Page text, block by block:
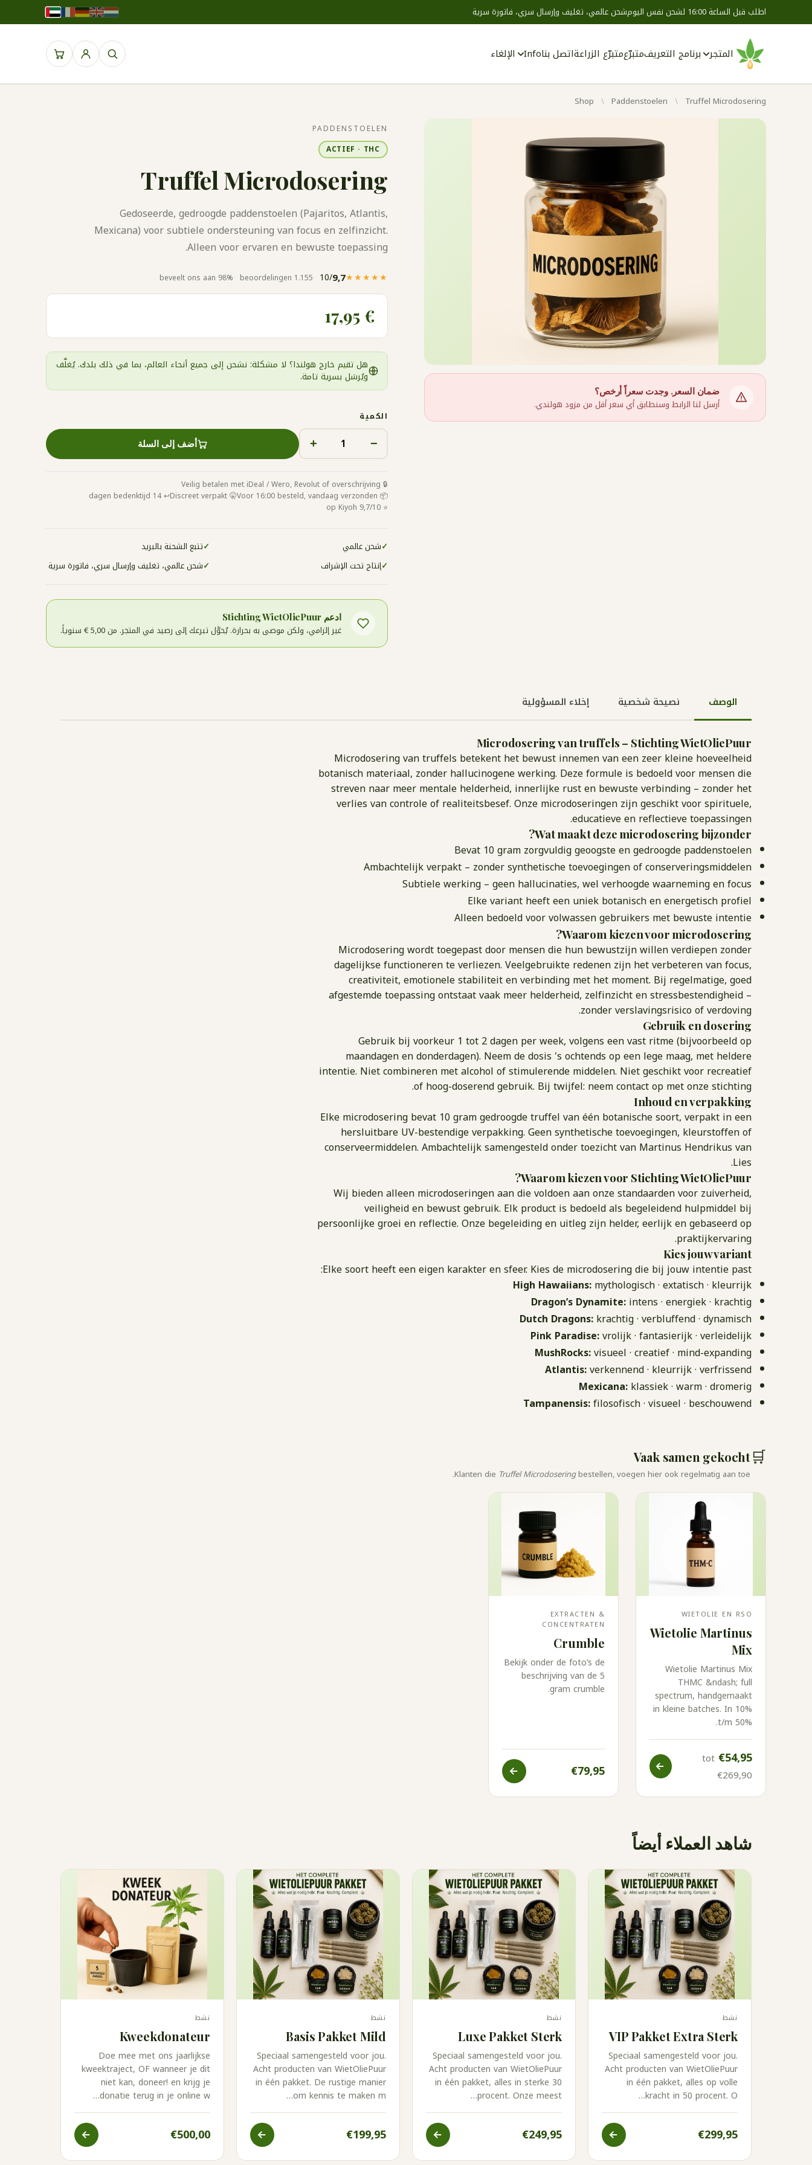
اطلب قبل الساعة 16:00 لشحن نفس اليوم شحن عالمي، تغليف وإرسال سري، فاتورة سرية
المتجر برنامج التعريفمتبرّعمتبرّع الزراعةاتصل بناInfo الإلغاء
Shop / Paddenstoelen / Truffel Microdosering
ضمان السعر. وجدت سعراً أرخص؟
أرسل لنا الرابط وسنطابق أي سعر أقل من مزود هولندي.
PADDENSTOELEN
ACTIEF · THC
Truffel Microdosering
Gedoseerde, gedroogde paddenstoelen (Pajaritos, Atlantis,
Mexicana) voor subtiele ondersteuning van focus en zelfinzicht.
Alleen voor ervaren en bewuste toepassing.
★★★★★
9,7
/10
1.155 beoordelingen
98% beveelt ons aan
€ 17,95
هل تقيم خارج هولندا؟ لا مشكلة: نشحن إلى جميع أنحاء العالم، بما في ذلك بلدك. يُغلَّف
ويُرسَل بسرية تامة.
الكمية
−
+ أضف إلى السلة
🔒 Veilig betalen met iDeal / Wero, Revolut of overschrijving
📦 Voor 16:00 besteld, vandaag verzonden
🤫 Discreet verpakt
↩️ 14 dagen bedenktijd
⭐ 9,7/10 op Kiyoh
✓شحن عالمي ✓تتبع الشحنة بالبريد
✓إنتاج تحت الإشراف ✓شحن عالمي، تغليف وإرسال سري، فاتورة سرية
ادعم Stichting WietOliePuur
غير إلزامي، ولكن موصى به بحرارة. يُحوَّل تبرعك إلى رصيد في المتجر. من 5,00 € سنوياً.
الوصف نصيحة شخصية إخلاء المسؤولية
Microdosering van truffels – Stichting WietOliePuur
Microdosering van truffels betekent het bewust innemen van een zeer kleine hoeveelheid
botanisch materiaal, zonder hallucinogene werking. Deze formule is bedoeld voor mensen die
streven naar meer mentale helderheid, innerlijke rust en bewuste verbinding – zonder het
verlies van controle of realiteitsbesef. Onze microdoseringen zijn geschikt voor spirituele,
educatieve en reflectieve toepassingen.
Wat maakt deze microdosering bijzonder?
Bevat 10 gram zorgvuldig geoogste en gedroogde paddenstoelen
Ambachtelijk verpakt – zonder synthetische toevoegingen of conserveringsmiddelen
Subtiele werking – geen hallucinaties, wel verhoogde waarneming en focus
Elke variant heeft een uniek botanisch en energetisch profiel
Alleen bedoeld voor volwassen gebruikers met bewuste intentie
Waarom kiezen voor microdosering?
Microdosering wordt toegepast door mensen die hun bewustzijn willen verdiepen zonder
dagelijkse functioneren te verliezen. Veelgebruikte redenen zijn het verbeteren van focus,
creativiteit, emotionele stabiliteit en verbinding met het moment. Bij regelmatige, goed
afgestemde toepassing ontstaat vaak meer helderheid, zelfinzicht en stressbestendigheid –
zonder verslavingsrisico of verdoving.
Gebruik en dosering
Gebruik bij voorkeur 1 tot 2 dagen per week, volgens een vast ritme (bijvoorbeeld op
maandagen en donderdagen). Neem de dosis 's ochtends op een lege maag, met heldere
intentie. Niet combineren met alcohol of stimulerende middelen. Niet geschikt voor recreatief
of hoog-doserend gebruik. Bij twijfel: neem contact op met onze stichting.
Inhoud en verpakking
Elke microdosering bevat 10 gram gedroogde truffel van één botanische soort, verpakt in een
hersluitbare UV-bestendige verpakking. Geen synthetische toevoegingen, kleurstoffen of
conserveermiddelen. Ambachtelijk samengesteld onder toezicht van Martinus Hendrikus van
Lies.
Waarom kiezen voor Stichting WietOliePuur?
Wij bieden alleen microdoseringen aan die voldoen aan onze standaarden voor zuiverheid,
veiligheid en bewust gebruik. Elk product is bedoeld als begeleidend hulpmiddel bij
persoonlijke groei en reflectie. Onze begeleiding en uitleg zijn helder, eerlijk en gebaseerd op
praktijkervaring.
Kies jouw variant
Elke soort heeft een eigen karakter en sfeer. Kies de microdosering die bij jouw intentie past:
High Hawaiians:mythologisch · extatisch · kleurrijk
Dragon’s Dynamite:intens · energiek · krachtig
Dutch Dragons:krachtig · verbluffend · dynamisch
Pink Paradise:vrolijk · fantasierijk · verleidelijk
MushRocks:visueel · creatief · mind-expanding
Atlantis:verkennend · kleurrijk · verfrissend
Mexicana:klassiek · warm · dromerig
Tampanensis:filosofisch · visueel · beschouwend
🛒
Vaak samen gekocht
Klanten die Truffel Microdoseringbestellen, voegen hier ook regelmatig aan toe.
WIETOLIE EN RSO
Wietolie Martinus
Mix
Wietolie Martinus Mix
THMC &ndash; full
spectrum, handgemaakt
in kleine batches. In 10%
t/m 50%.
€54,95
tot
€269,90
EXTRACTEN &
CONCENTRATEN
Crumble
Bekijk onder de foto’s de
beschrijving van de 5
gram crumble.
€79,95
شاهد العملاء أيضاً
نشط
VIP Pakket Extra Sterk
Speciaal samengesteld voor jou.
Acht producten van WietOliePuur
in één pakket, alles op volle
kracht in 50 procent. O…
€299,95
نشط
Luxe Pakket Sterk
Speciaal samengesteld voor jou.
Acht producten van WietOliePuur
in één pakket, alles in sterke 30
procent. Onze meest…
€249,95
نشط
Basis Pakket Mild
Speciaal samengesteld voor jou.
Acht producten van WietOliePuur
in één pakket. De rustige manier
om kennis te maken m…
€199,95
نشط
Kweekdonateur
Doe mee met ons jaarlijkse
kweektraject, OF wanneer je dit
niet kan, doneer! en krijg je
donatie terug in je online w…
€500,00